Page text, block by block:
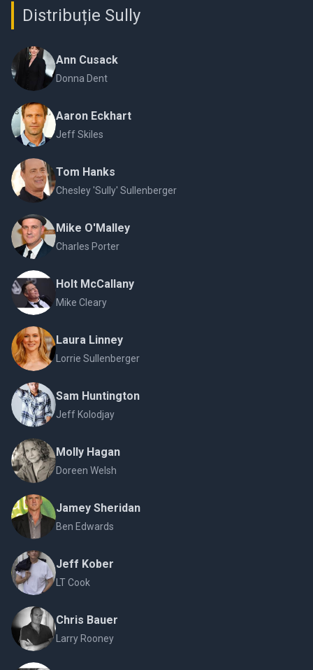
Distribuție Sully
Ann Cusack
Donna Dent
Aaron Eckhart
Jeff Skiles
Tom Hanks
Chesley 'Sully' Sullenberger
Mike O'Malley
Charles Porter
Holt McCallany
Mike Cleary
Laura Linney
Lorrie Sullenberger
Sam Huntington
Jeff Kolodjay
Molly Hagan
Doreen Welsh
Jamey Sheridan
Ben Edwards
Jeff Kober
LT Cook
Chris Bauer
Larry Rooney